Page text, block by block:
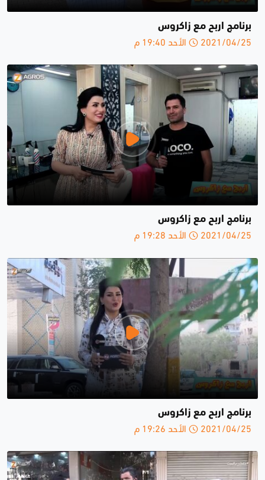
برنامج اربح مع زاكروس
2021/04/25 الأحد 19:40 م
برنامج اربح مع زاكروس
2021/04/25 الأحد 19:28 م
برنامج اربح مع زاكروس
2021/04/25 الأحد 19:26 م